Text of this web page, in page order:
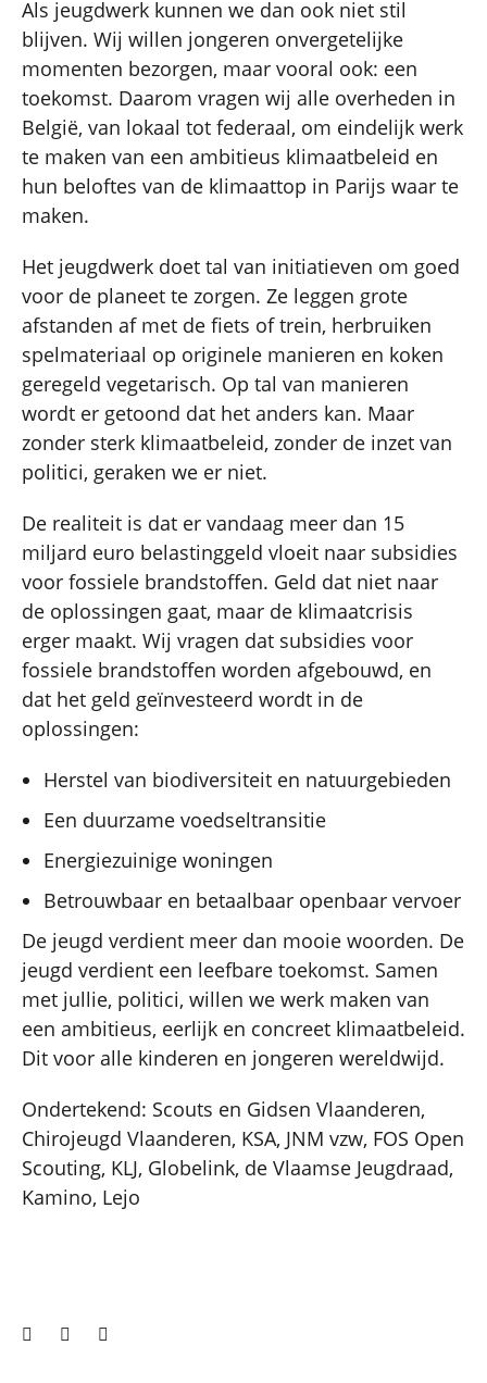
Als jeugdwerk kunnen we dan ook niet stil
blijven. Wij willen jongeren onvergetelijke
momenten bezorgen, maar vooral ook: een
toekomst. Daarom vragen wij alle overheden in
België, van lokaal tot federaal, om eindelijk werk
te maken van een ambitieus klimaatbeleid en
hun beloftes van de klimaattop in Parijs waar te
maken.
Het jeugdwerk doet tal van initiatieven om goed
voor de planeet te zorgen. Ze leggen grote
afstanden af met de fiets of trein, herbruiken
spelmateriaal op originele manieren en koken
geregeld vegetarisch. Op tal van manieren
wordt er getoond dat het anders kan. Maar
zonder sterk klimaatbeleid, zonder de inzet van
politici, geraken we er niet.
De realiteit is dat er vandaag meer dan 15
miljard euro belastinggeld vloeit naar subsidies
voor fossiele brandstoffen. Geld dat niet naar
de oplossingen gaat, maar de klimaatcrisis
erger maakt. Wij vragen dat subsidies voor
fossiele brandstoffen worden afgebouwd, en
dat het geld geïnvesteerd wordt in de
oplossingen:
Herstel van biodiversiteit en natuurgebieden
Een duurzame voedseltransitie
Energiezuinige woningen
Betrouwbaar en betaalbaar openbaar vervoer
De jeugd verdient meer dan mooie woorden. De
jeugd verdient een leefbare toekomst. Samen
met jullie, politici, willen we werk maken van
een ambitieus, eerlijk en concreet klimaatbeleid.
Dit voor alle kinderen en jongeren wereldwijd.
Ondertekend: Scouts en Gidsen Vlaanderen,
Chirojeugd Vlaanderen, KSA, JNM vzw, FOS Open
Scouting, KLJ, Globelink, de Vlaamse Jeugdraad,
Kamino, Lejo